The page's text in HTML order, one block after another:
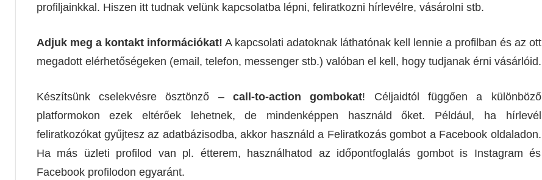
profiljainkkal. Hiszen itt tudnak velünk kapcsolatba lépni, feliratkozni hírlevélre, vásárolni stb.
Adjuk meg a kontakt információkat! A kapcsolati adatoknak láthatónak kell lennie a profilban és az ott
megadott elérhetőségeken (email, telefon, messenger stb.) valóban el kell, hogy tudjanak érni vásárlóid.
Készítsünk cselekvésre ösztönző – call-to-action gombokat! Céljaidtól függően a különböző
platformokon ezek eltérőek lehetnek, de mindenképpen használd őket. Például, ha hírlevél
feliratkozókat gyűjtesz az adatbázisodba, akkor használd a Feliratkozás gombot a Facebook oldaladon.
Ha más üzleti profilod van pl. étterem, használhatod az időpontfoglalás gombot is Instagram és
Facebook profilodon egyaránt.